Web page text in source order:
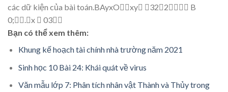
các dữ kiện của bài toán.BAyxOxy 322 B
0;.x  03
Bạn có thể xem thêm:
Khung kế hoạch tài chính nhà trường năm 2021
Sinh học 10 Bài 24: Khái quát về virus
Văn mẫu lớp 7: Phân tích nhân vật Thành và Thủy trong